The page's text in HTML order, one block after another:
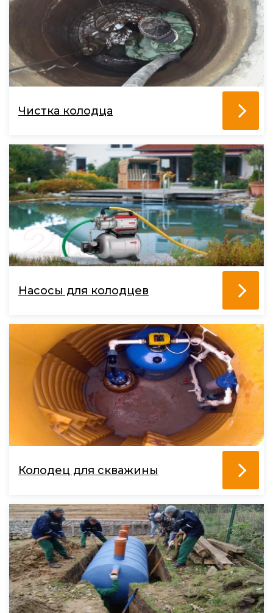
Чистка колодца
Насосы для колодцев
Колодец для скважины